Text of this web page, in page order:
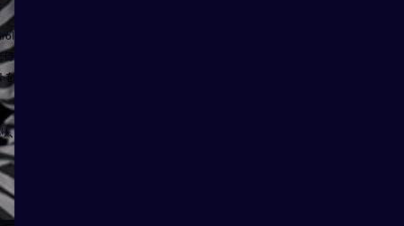
偉
を
、